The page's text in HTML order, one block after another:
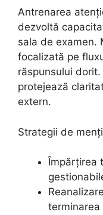
Antrenarea
dezvoltă
sala de examen.
focalizată pe
răspunsului
protejează
extern.
Strategii de
Împărțirea